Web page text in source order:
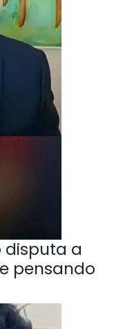
disputa a
pensando